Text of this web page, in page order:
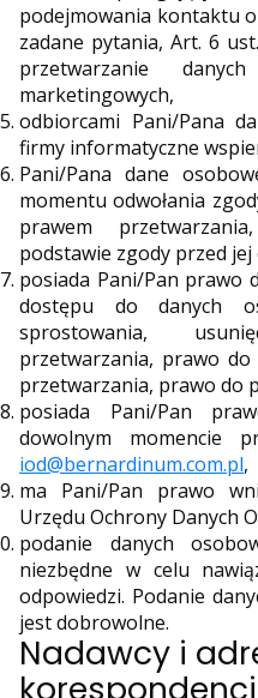
podejmowania kontaktu
zadane pytania, Art. 6
przetwarzanie
marketingowych,
odbiorcami Pani/Pana
firmy informatyczne
Pani/Pana dane
momentu odwołania
prawem
podstawie zgody przed jej
posiada Pani/Pan prawo
dostępu do danych
sprostowania,
przetwarzania, prawo
przetwarzania, prawo do
posiada Pani/Pan
dowolnym momencie
iod@bernardinum.com.pl,
ma Pani/Pan prawo
Urzędu Ochrony Danych
podanie danych
niezbędne w celu
odpowiedzi. Podanie
jest dobrowolne.
Nadawcy i